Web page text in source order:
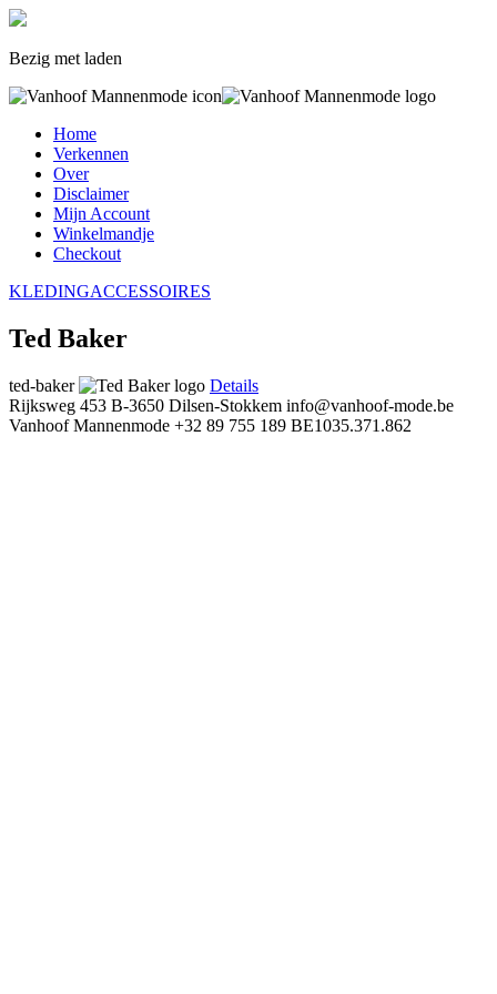
Bezig met laden
Home
Verkennen
Over
Disclaimer
Mijn Account
Winkelmandje
Checkout
KLEDINGACCESSOIRES
Ted Baker
ted-baker
Details
Rijksweg 453 B-3650 Dilsen-Stokkem info@vanhoof-mode.be
Vanhoof Mannenmode +32 89 755 189 BE1035.371.862